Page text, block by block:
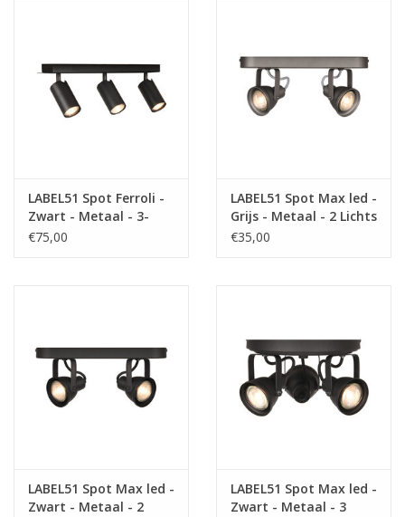
LABEL51 Spot Ferroli -
Zwart - Metaal - 3-
Lichts
€75,00
LABEL51 Spot Max led -
Grijs - Metaal - 2 Lichts
€35,00
LABEL51 Spot Max led -
Zwart - Metaal - 2
LABEL51 Spot Max led -
Zwart - Metaal - 3